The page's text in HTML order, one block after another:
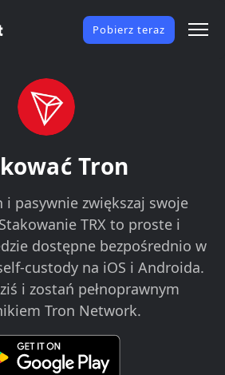
Pobierz teraz
Tron
i pasywnie zwiększaj swoje
TRX to proste i
dostępne bezpośrednio w
custody na iOS i Androida.
i zostań pełnoprawnym
Tron Network.